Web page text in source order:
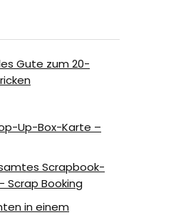
Gute zum 20-
Up-Box-Karte –
Scrapbook-
Scrap Booking
in einem